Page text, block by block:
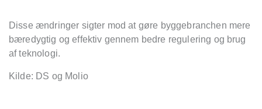
Disse ændringer sigter mod at gøre byggebranchen mere
bæredygtig og effektiv gennem bedre regulering og brug
af teknologi.
Kilde: DS og Molio